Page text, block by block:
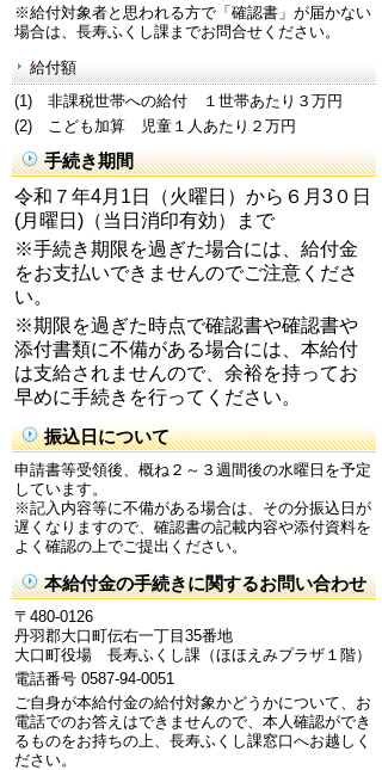
※給付対象者と思われる方で「確認書」が届かない
場合は、長寿ふくし課までお問合せください。
給付額
(1) 非課税世帯への給付
１世帯あたり３万円
(2) こども加算 児童１人あたり２万円
手続き期間
令和７年4月1日（火曜日）から６月3０日
(月曜日)（当日消印有効）まで
※手続き期限を過ぎた場合には、給付金
をお支払いできませんのでご注意くださ
い。
※期限を過ぎた時点で確認書や確認書や
添付書類に不備がある場合には、本給付
は支給されませんので、余裕を持ってお
早めに手続きを行ってください。
振込日について
申請書等受領後、概ね２～３週間後の水曜日を予定
しています。
※記入内容等に不備がある場合は、その分振込日が
遅くなりますので、確認書の記載内容や添付資料を
よく確認の上でご提出ください。
本給付金の手続きに関するお問い合わせ
〒480-0126
丹羽郡大口町伝右一丁目35番地
大口町役場 長寿ふくし課（ほほえみプラザ１階）
電話番号 0587-94-0051
ご自身が本給付金の給付対象かどうかについて、お
電話でのお答えはできませんので、本人確認ができ
るものをお持ちの上、長寿ふくし課窓口へお越しく
ださい。